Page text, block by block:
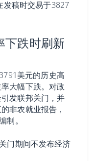
发稿时交易于3827
下跌时刷新
美元的历史高
大幅下跌。对政
发联邦关门，并
非农就业报告，
制。
门期间不发布经济